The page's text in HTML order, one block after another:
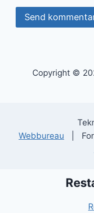
Copyright ©
Webbureau |